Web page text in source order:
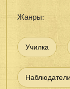
Жанры:
Училка
Наблюдатели